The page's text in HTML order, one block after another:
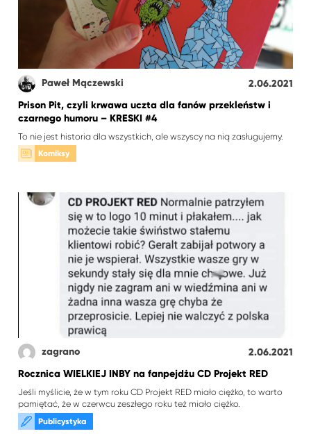
Paweł Mączewski
2.06.2021
Prison Pit, czyli krwawa uczta dla fanów przekleństw i
czarnego humoru – KRESKI #4
To nie jest historia dla wszystkich, ale wszyscy na nią zasługujemy.
Komiksy
zagrano
2.06.2021
Rocznica WIELKIEJ INBY na fanpejdżu CD Projekt RED
Jeśli myślicie, że w tym roku CD Projekt RED miało ciężko, to warto
pamiętać, że w czerwcu zeszłego roku też miało ciężko.
Publicystyka